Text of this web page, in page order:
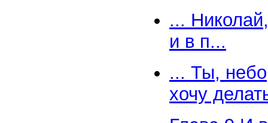
...
и в п...
... Ты,
хочу